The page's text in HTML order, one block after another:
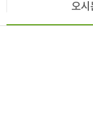
오시